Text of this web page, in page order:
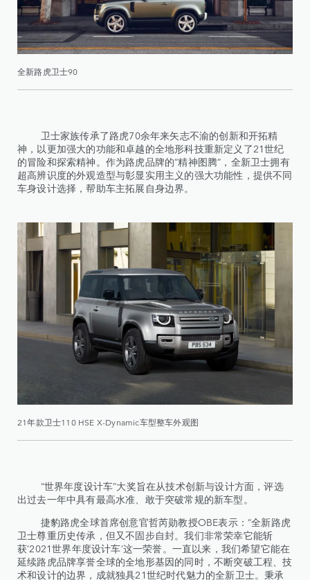
全新路虎卫士90
卫士家族传承了路虎70余年来矢志不渝的创新和开拓精
神，以更加强大的功能和卓越的全地形科技重新定义了21世纪
的冒险和探索精神。作为路虎品牌的“精神图腾”，全新卫士拥有
超高辨识度的外观造型与彰显实用主义的强大功能性，提供不同
车身设计选择，帮助车主拓展自身边界。
21年款卫士110 HSE X-Dynamic车型整车外观图
“世界年度设计车”大奖旨在从技术创新与设计方面，评选
出过去一年中具有最高水准、敢于突破常规的新车型。
捷豹路虎全球首席创意官哲芮勋教授OBE表示：“全新路虎
卫士尊重历史传承，但又不固步自封。我们非常荣幸它能斩
获‘2021世界年度设计车’这一荣誉。一直以来，我们希望它能在
延续路虎品牌享誉全球的全地形基因的同时，不断突破工程、技
术和设计的边界，成就独具21世纪时代魅力的全新卫士。秉承